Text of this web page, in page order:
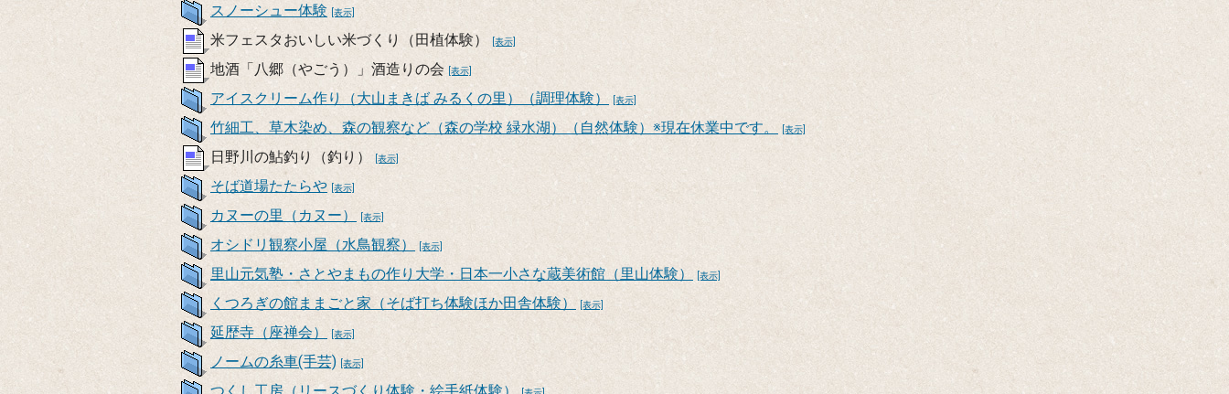
スノーシュー体験 [表示]
米フェスタおいしい米づくり（田植体験） [表示]
地酒「八郷（やごう）」酒造りの会 [表示]
アイスクリーム作り（大山まきば みるくの里）（調理体験） [表示]
竹細工、草木染め、森の観察など（森の学校 緑水湖）（自然体験）※現在休業中です。 [表示]
日野川の鮎釣り（釣り） [表示]
そば道場たたらや [表示]
カヌーの里（カヌー） [表示]
オシドリ観察小屋（水鳥観察） [表示]
里山元気塾・さとやまもの作り大学・日本一小さな蔵美術館（里山体験） [表示]
くつろぎの館ままごと家（そば打ち体験ほか田舎体験） [表示]
延歴寺（座禅会） [表示]
ノームの糸車(手芸) [表示]